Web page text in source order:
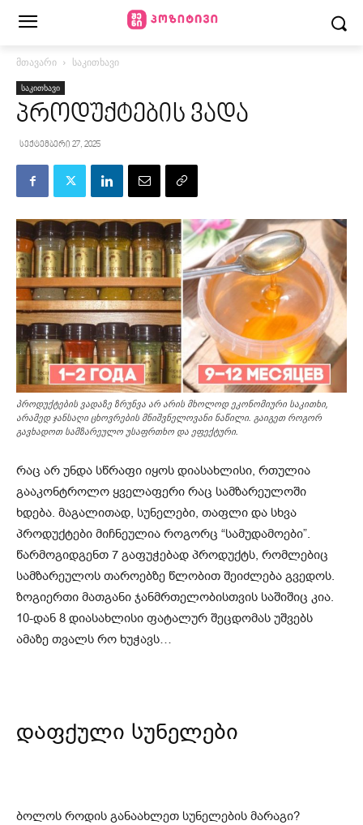
მთავარი საკითხავი
საკითხავი
პროდუქტების ვადა
სექტემბერი 27, 2025
პროდუქტების ვადაზე ზრუნვა არ არის მხოლოდ ეკონომიური საკითხი,
არამედ ჯანსაღი ცხოვრების მნიშვნელოვანი ნაწილი. გაიგეთ როგორ
გავხადოთ სამზარეულო უსაფრთხო და ეფექტური.
რაც არ უნდა სწრაფი იყოს დიასახლისი, რთულია
გააკონტროლო ყველაფერი რაც სამზარეულოში
ხდება. მაგალითად, სუნელები, თაფლი და სხვა
პროდუქტები მიჩნეულია როგორც “სამუდამოები”.
წარმოგიდგენთ 7 გაფუჭებად პროდუქტს, რომლებიც
სამზარეულოს თაროებზე წლობით შეიძლება გვედოს.
ზოგიერთი მათგანი ჯანმრთელობისთვის საშიშიც კია.
10-დან 8 დიასახლისი ფატალურ შეცდომას უშვებს
ამაზე თვალს რო ხუჭავს…
დაფქული სუნელები
ბოლოს როდის განაახლეთ სუნელების მარაგი?